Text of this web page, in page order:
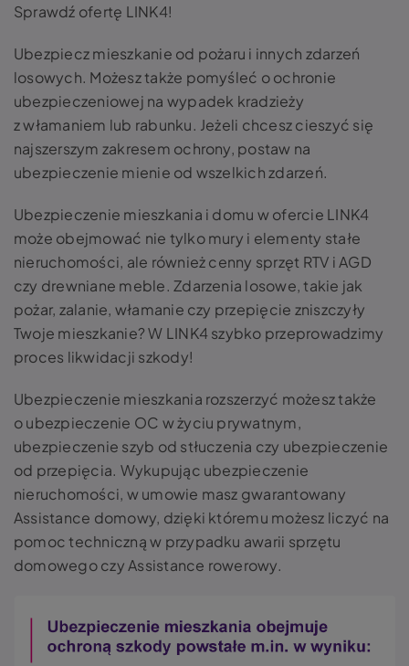
Sprawdź ofertę LINK4!
Ubezpiecz mieszkanie od pożaru i innych zdarzeń
losowych. Możesz także pomyśleć o ochronie
ubezpieczeniowej na wypadek kradzieży
z włamaniem lub rabunku. Jeżeli chcesz cieszyć się
najszerszym zakresem ochrony, postaw na
ubezpieczenie mienie od wszelkich zdarzeń.
Ubezpieczenie mieszkania i domu w ofercie LINK4
może obejmować nie tylko mury i elementy stałe
nieruchomości, ale również cenny sprzęt RTV i AGD
czy drewniane meble. Zdarzenia losowe, takie jak
pożar, zalanie, włamanie czy przepięcie zniszczyły
Twoje mieszkanie? W LINK4 szybko przeprowadzimy
proces likwidacji szkody!
Ubezpieczenie mieszkania rozszerzyć możesz także
o ubezpieczenie OC w życiu prywatnym,
ubezpieczenie szyb od stłuczenia czy ubezpieczenie
od przepięcia. Wykupując ubezpieczenie
nieruchomości, w umowie masz gwarantowany
Assistance domowy, dzięki któremu możesz liczyć na
pomoc techniczną w przypadku awarii sprzętu
domowego czy Assistance rowerowy.